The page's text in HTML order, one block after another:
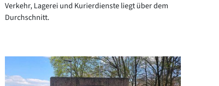
Verkehr, Lagerei und Kurierdienste liegt über dem
Durchschnitt.